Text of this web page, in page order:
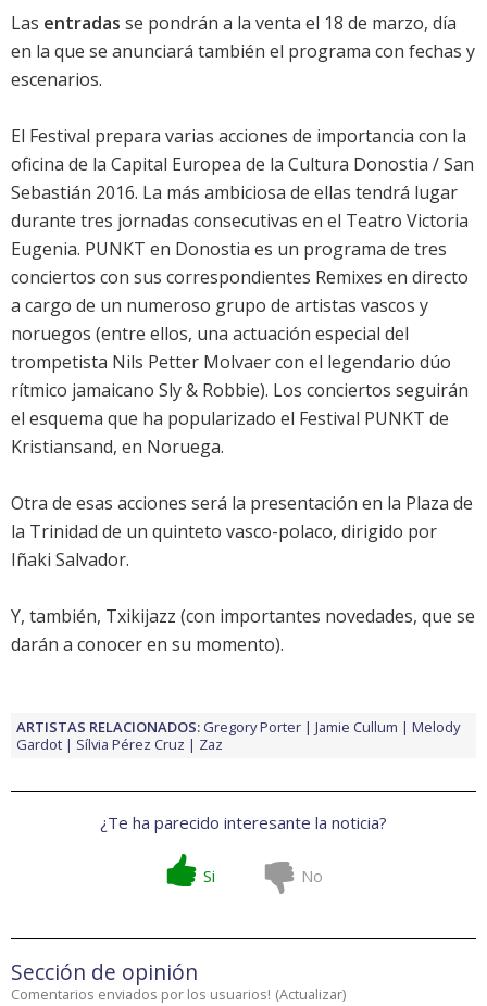
Las entradas se pondrán a la venta el 18 de marzo, día
en la que se anunciará también el programa con fechas y
escenarios.
El Festival prepara varias acciones de importancia con la
oficina de la Capital Europea de la Cultura Donostia / San
Sebastián 2016. La más ambiciosa de ellas tendrá lugar
durante tres jornadas consecutivas en el Teatro Victoria
Eugenia. PUNKT en Donostia es un programa de tres
conciertos con sus correspondientes Remixes en directo
a cargo de un numeroso grupo de artistas vascos y
noruegos (entre ellos, una actuación especial del
trompetista Nils Petter Molvaer con el legendario dúo
rítmico jamaicano Sly & Robbie). Los conciertos seguirán
el esquema que ha popularizado el Festival PUNKT de
Kristiansand, en Noruega.
Otra de esas acciones será la presentación en la Plaza de
la Trinidad de un quinteto vasco-polaco, dirigido por
Iñaki Salvador.
Y, también, Txikijazz (con importantes novedades, que se
darán a conocer en su momento).
ARTISTAS RELACIONADOS: Gregory Porter Jamie Cullum
Melody
Gardot
Sílvia Pérez Cruz Zaz
¿Te ha parecido interesante la noticia?
Si No
Sección de opinión
Comentarios enviados por los usuarios! (Actualizar)